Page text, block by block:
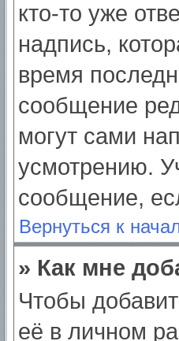
кто-то уже
надпись,
время
сообщение
могут сами
усмотрению.
сообщение,
Вернуться к
» Как мне
Чтобы
её в личном